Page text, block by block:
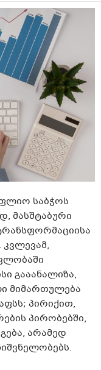
საბჭოს
მასშტაბური
გააანალიზა,
მიმართულება
პირიქით,
პირობებში,
არამედ